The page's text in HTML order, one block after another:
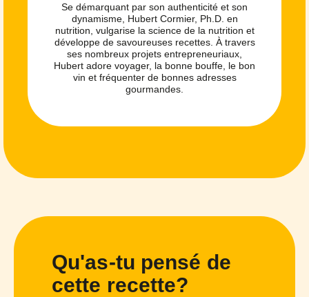
Se démarquant par son authenticité et son
dynamisme, Hubert Cormier, Ph.D. en
nutrition, vulgarise la science de la nutrition et
développe de savoureuses recettes. À travers
ses nombreux projets entrepreneuriaux,
Hubert adore voyager, la bonne bouffe, le bon
vin et fréquenter de bonnes adresses
gourmandes.
Qu'as-tu pensé de
cette recette?